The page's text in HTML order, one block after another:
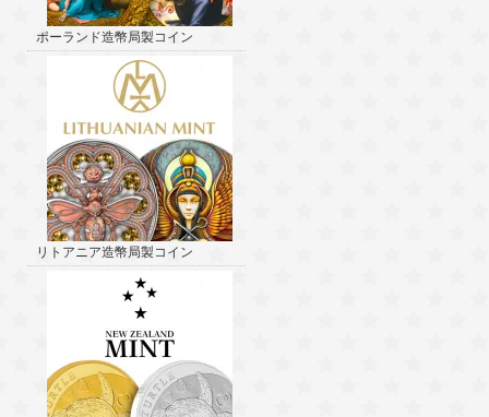
ポーランド造幣局製コイン
リトアニア造幣局製コイン